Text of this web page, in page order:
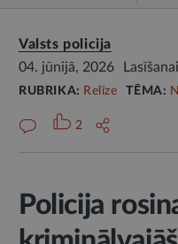
Valsts policija
04. jūnijā, 2026
RUBRIKA: Relīze TĒMA:
2
Policija